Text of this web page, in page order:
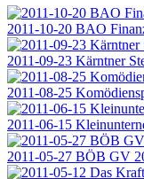
2011-10-20 BAO
2011-09-23 Kärntner
2011-08-25
2011-06-15
2011-05-27 BÖB GV